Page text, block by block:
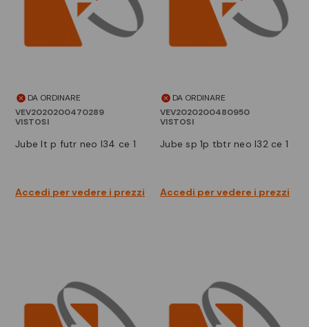
DA ORDINARE
VEV2020200470289
VISTOSI
jube lt p futr neo l34 ce 1
Accedi per vedere i prezzi
DA ORDINARE
VEV2020200480950
VISTOSI
jube sp 1p tbtr neo l32 ce 1
Accedi per vedere i prezzi